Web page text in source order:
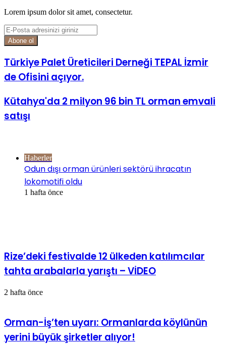
Lorem ipsum dolor sit amet, consectetur.
E-
Posta
adresinizi
giriniz
Türkiye Palet Üreticileri Derneği TEPAL İzmir
de Ofisini açıyor.
Kütahya'da 2 milyon 96 bin TL orman emvali
satışı
Haberler
Odun dışı orman ürünleri sektörü ihracatın
lokomotifi oldu
1 hafta önce
Rize’deki festivalde 12 ülkeden katılımcılar
tahta arabalarla yarıştı – VİDEO
2 hafta önce
Orman-İş’ten uyarı: Ormanlarda köylünün
yerini büyük şirketler alıyor!